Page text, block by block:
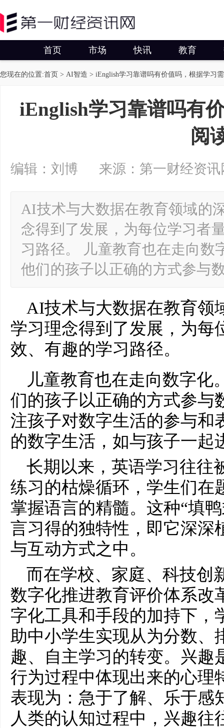
首页 市场 快讯 教育
您现在的位置:首页 > AI智造 > iEnglish学习靠谱吗有价值吗，根据学习
iEnglish学习靠谱吗有
阅
编辑：刘博 来源：第一财经资讯
AI技术与大数据在教育领域的
念得到了发展，为每位学习者
习路径。 儿童教育也在走向数
他们的孩子以正确的方式参
AI技术与大数据在教育领
学习理念得到了发展，为每
效、有趣的学习路径。
儿童教育也在走向数字化
们的孩子以正确的方式参与
注孩子对数字生活的参与和
的数字生活，如与孩子一起
长期以来，英语学习往往
练习的枯燥循环，学生们在
掌握语言的精髓。这种“填
言习得的独特性，即它深深
与互动方式之中。
而在学校、家庭、科技创
数字化推进教育评价体系改
字化工具和手段的加持下，
助中小学生实现从为分数、
趣、自主学习的转变。兴趣
行为过程中体现出来的心理
表现为：急于了解、乐于感
人类的认知过程中，兴趣往